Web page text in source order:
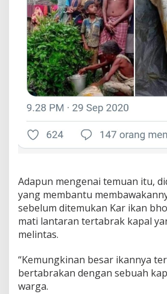
Adapun mengenai temuan itu,
yang membantu
sebelum ditemukan Kar ikan
mati lantaran tertabrak kapal
melintas.
“Kemungkinan besar ikannya
bertabrakan dengan sebuah
warga.